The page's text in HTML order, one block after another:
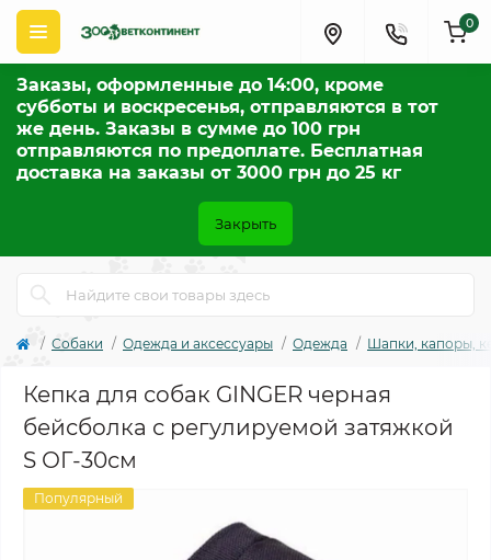
Заказы, оформленные до 14:00, кроме
субботы и воскресенья, отправляются в тот
же день. Заказы в сумме до 100 грн
отправляются по предоплате. Бесплатная
доставка на заказы от 3000 грн до 25 кг
Закрыть
0
Собаки Одежда и аксессуары Одежда Шапки, капоры,
Кепка для собак GINGER черная
бейсболка с регулируемой затяжкой
S ОГ-30см
Популярный